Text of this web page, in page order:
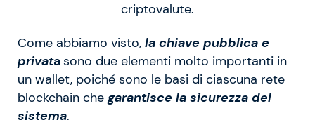
criptovalute.
Come abbiamo visto, la chiave pubblica e
privatasono due elementi molto importanti in
un wallet, poiché sono le basi di ciascuna rete
blockchain che garantisce la sicurezza del
sistema.